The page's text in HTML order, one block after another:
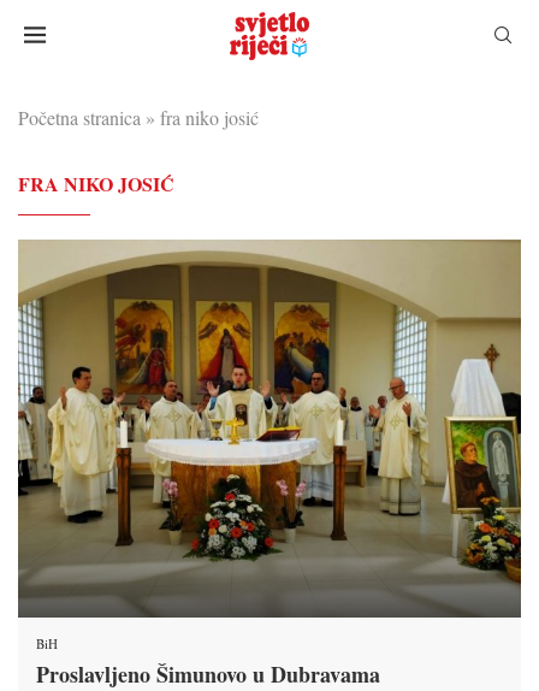
Početna stranica » fra niko josić
FRA NIKO JOSIĆ
BiH
Proslavljeno Šimunovo u Dubravama